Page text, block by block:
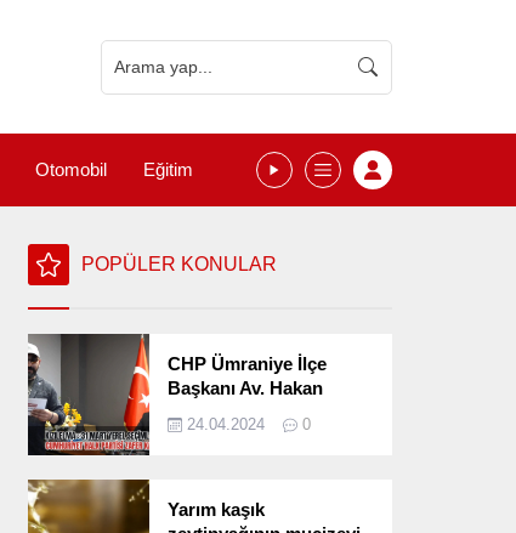
Otomobil Eğitim
POPÜLER KONULAR
CHP Ümraniye İlçe
Başkanı Av. Hakan
Seçimlerini
24.04.2024 0
Yarım kaşık